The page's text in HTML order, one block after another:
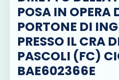
POSA IN OPERA
PORTONE DI
PRESSO IL CRA
PASCOLI (FC)
BAE602366E